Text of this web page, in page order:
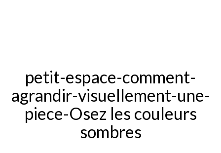
petit-espace-comment-
agrandir-visuellement-une-
piece-Osez les couleurs
sombres